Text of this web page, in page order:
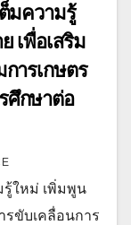
มความรู้
เพื่อเสริม
ารเกษตร
ศึกษาต่อ
รู้ใหม่ เพิ่มพูน
รขับเคลื่อนการ